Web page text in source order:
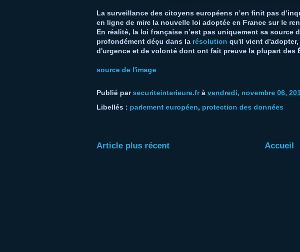
La surveillance des citoyens européens n’en finit pas
en ligne de mire la nouvelle loi adoptée en France sur le
En réalité, la loi française n’est pas uniquement sa source
profondément déçu dans la résolution qu'il vient
d'urgence et de volonté dont ont fait preuve la plupart des
source de l'image
Publié parsecuriteinterieure.fr à vendredi, novembre 06,
Libellés : parlement européen, protection des données
Article plus récent Accueil